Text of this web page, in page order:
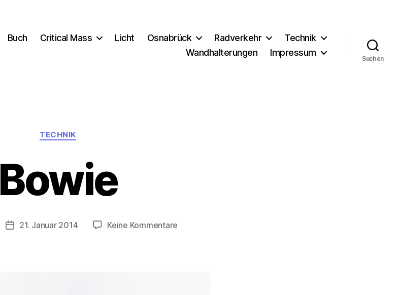
Buch Critical Mass Licht Osnabrück Radverkehr
Technik
Wandhalterungen
Impressum
Suchen
Kategorien
TECHNIK
Bowie
Beitragsdatum
21. Januar 2014 Keine Kommentarezu